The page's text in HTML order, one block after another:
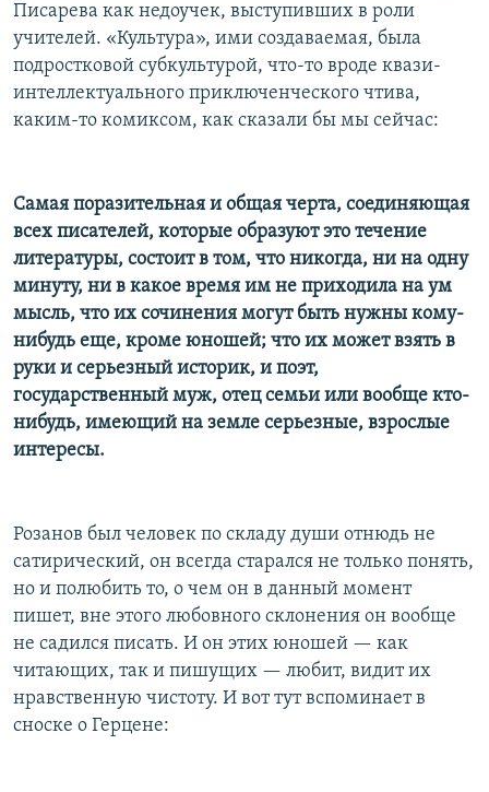
Писарева как недоучек, выступивших в роли
учителей. «Культура», ими создаваемая, была
подростковой субкультурой, что-то вроде квази-
интеллектуального приключенческого чтива,
каким-то комиксом, как сказали бы мы сейчас:
Самая поразительная и общая черта, соединяющая
всех писателей, которые образуют это течение
литературы, состоит в том, что никогда, ни на одну
минуту, ни в какое время им не приходила на ум
мысль, что их сочинения могут быть нужны кому-
нибудь еще, кроме юношей; что их может взять в
руки и серьезный историк, и поэт,
государственный муж, отец семьи или вообще кто-
нибудь, имеющий на земле серьезные, взрослые
интересы.
Розанов был человек по складу души отнюдь не
сатирический, он всегда старался не только понять,
но и полюбить то, о чем он в данный момент
пишет, вне этого любовного склонения он вообще
не садился писать. И он этих юношей — как
читающих, так и пишущих — любит, видит их
нравственную чистоту. И вот тут вспоминает в
сноске о Герцене: